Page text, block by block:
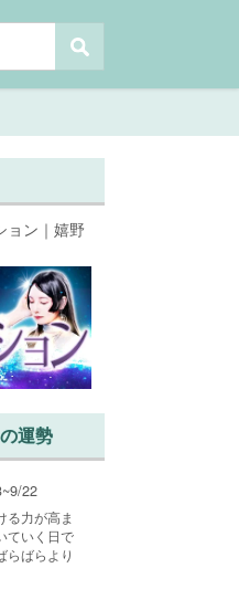
ョン｜嬉野
運勢
22
る力が高ま
ていく日で
らばらより